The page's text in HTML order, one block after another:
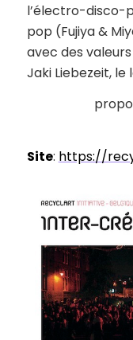
l’électro-disco-
pop (Fujiya &
avec des
Jaki Liebezeit,
Site: https://